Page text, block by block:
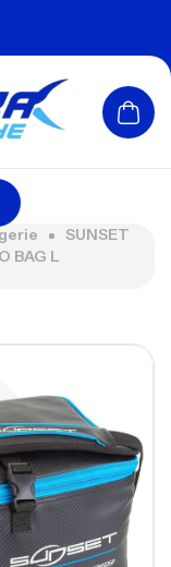
SUNSET
BAG L